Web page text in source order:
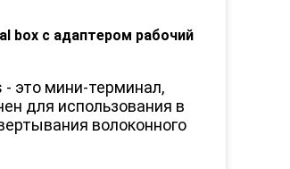
box с адаптером рабочий
это мини-терминал,
для использования в
волоконного